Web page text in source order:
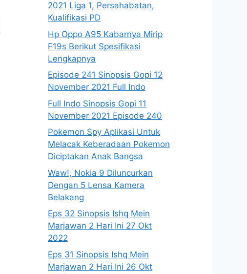
2021 Liga 1, Persahabatan,
Kualifikasi PD
Hp Oppo A95 Kabarnya Mirip
F19s Berikut Spesifikasi
Lengkapnya
Episode 241 Sinopsis Gopi 12
November 2021 Full Indo
Full Indo Sinopsis Gopi 11
November 2021 Episode 240
Pokemon Spy Aplikasi Untuk
Melacak Keberadaan Pokemon
Diciptakan Anak Bangsa
Waw!, Nokia 9 Diluncurkan
Dengan 5 Lensa Kamera
Belakang
Eps 32 Sinopsis Ishq Mein
Marjawan 2 Hari Ini 27 Okt
2022
Eps 31 Sinopsis Ishq Mein
Marjawan 2 Hari Ini 26 Okt